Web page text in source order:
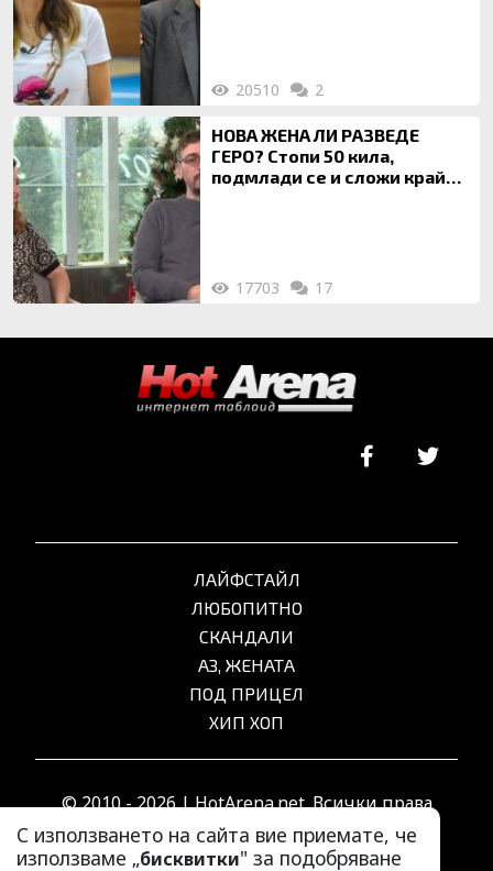
20510 2
НОВА ЖЕНА ЛИ РАЗВЕДЕ
ГЕРО? Стопи 50 кила,
подмлади се и сложи край
17703 17
С използването на сайта вие приемате, че
използваме „бисквитки" за подобряване
ЛАЙФСТАЙЛ
ЛЮБОПИТНО
СКАНДАЛИ
АЗ, ЖЕНАТА
ПОД ПРИЦЕЛ
ХИП ХОП
© 2010 - 2026 | HotArena.net. Всички права
запазени.